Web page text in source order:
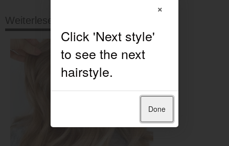
Weiterlesen
×
Done